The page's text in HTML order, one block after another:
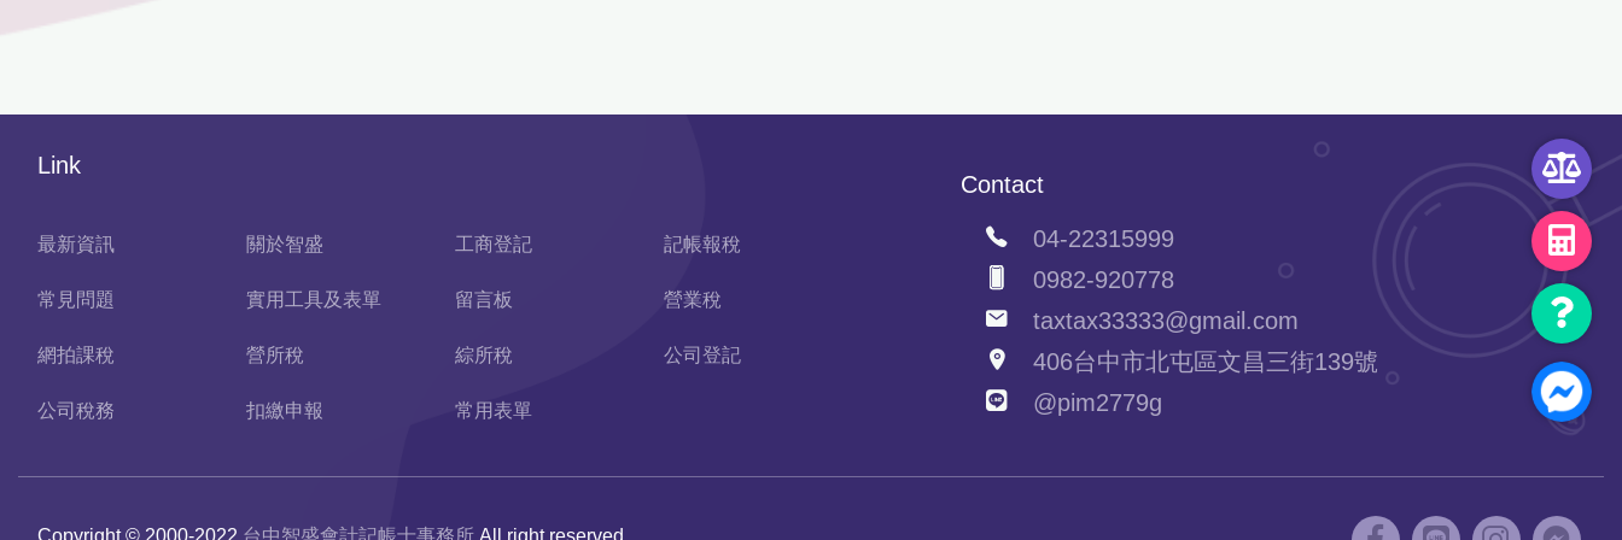
Link
最新資訊 關於智盛 工商登記 記帳報稅
常見問題 實用工具及表單 留言板 營業稅
網拍課稅 營所稅 綜所稅 公司登記
公司稅務 扣繳申報 常用表單
Contact
04-22315999
0982-920778
taxtax33333@gmail.com
406台中市北屯區文昌三街139號
@pim2779g
Copyright © 2000-2022 台中智盛會計記帳士事務所 All right reserved